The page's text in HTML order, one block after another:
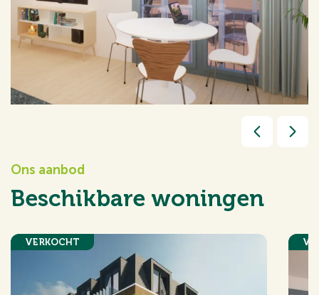
Ons aanbod
Beschikbare woningen
VERKOCHT